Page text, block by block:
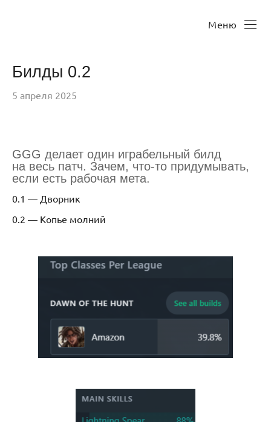
Меню
Билды 0.2
5 апреля 2025
GGG делает один играбельный билд
на весь патч. Зачем, что-то придумывать,
если есть рабочая мета.
0.1 — Дворник
0.2 — Копье молний